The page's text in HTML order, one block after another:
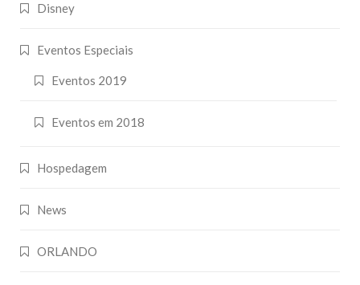
Disney
Eventos Especiais
Eventos 2019
Eventos em 2018
Hospedagem
News
ORLANDO